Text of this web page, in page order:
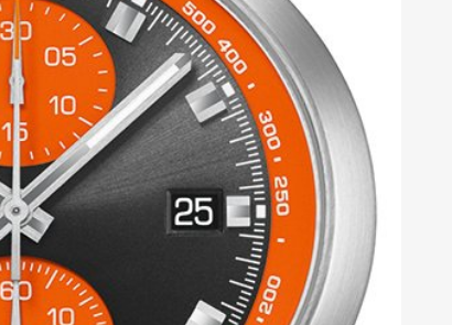
Art&Design Watch
Fashion
Product
Culture
Lifestyle